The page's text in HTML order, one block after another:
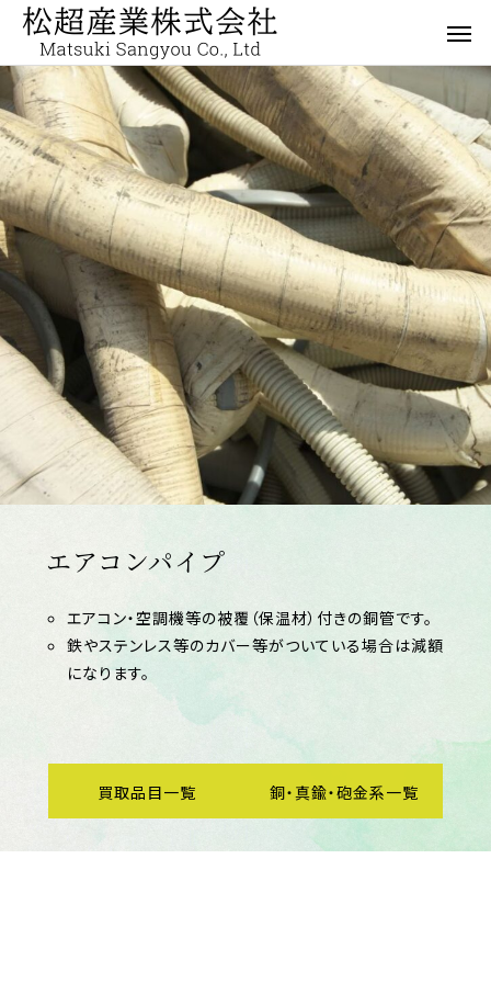
エアコンパイプ
エアコン・空調機等の被覆（保温材）付きの銅管です。
鉄やステンレス等のカバー等がついている場合は減額
になります。
買取品目一覧 銅・真鍮・砲金系一覧